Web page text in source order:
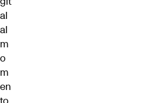
al
al
m
o
m
en